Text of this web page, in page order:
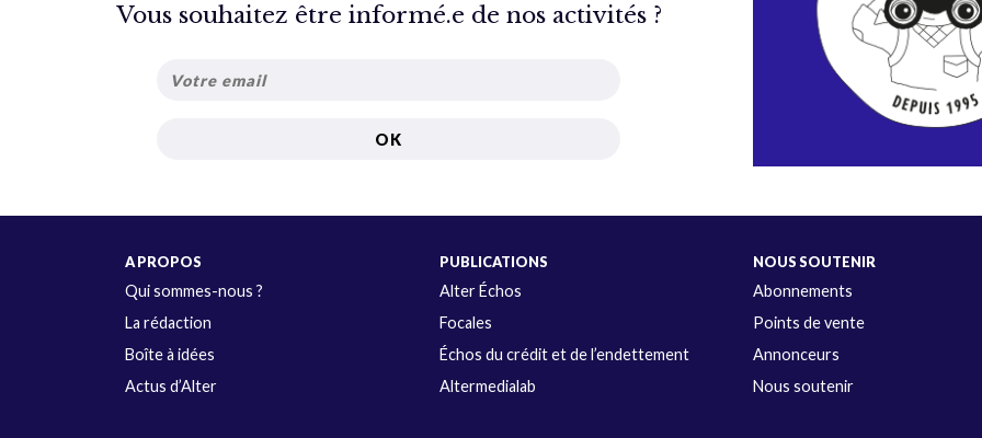
Vous souhaitez être informé.e de nos activités ?
A PROPOS
Qui sommes-nous ?
La rédaction
Boîte à idées
Actus d’Alter
PUBLICATIONS
Alter Échos
Focales
Échos du crédit et de l’endettement
Altermedialab
NOUS SOUTENIR
Abonnements
Points de vente
Annonceurs
Nous soutenir